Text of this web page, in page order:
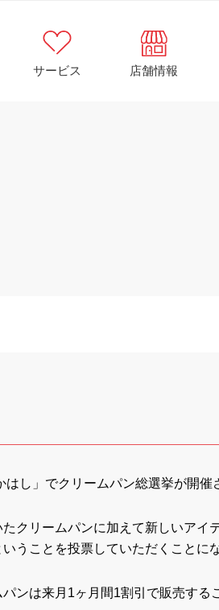
サービス 店舗情報
し」でクリームパン総選挙が開催
クリームパンに加えて新しいアイ
うことを投票していただくことに
ンは来月1ヶ月間1割引で販売する